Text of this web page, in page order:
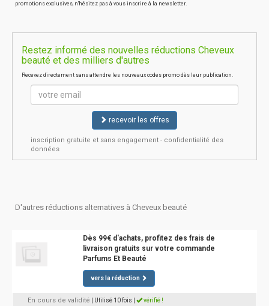
promotions exclusives, n'hésitez pas à vous inscrire à la newsletter.
Restez informé des nouvelles réductions Cheveux
beauté et des milliers d'autres
Recevez directement sans attendre les nouveaux codes promo dès leur publication.
recevoir les offres
inscription gratuite et sans engagement - confidentialité des
données
D'autres réductions alternatives à Cheveux beauté
Dès 99€ d'achats, profitez des frais de
livraison gratuits sur votre commande
Parfums Et Beauté
vers la réduction
En cours de validité | Utilisé 10 fois vérifié !